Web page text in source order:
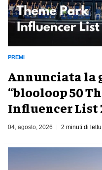
PREMI
Annunciata la
“blooloop 50
Influencer List
04, agosto, 2026 2 minuti di